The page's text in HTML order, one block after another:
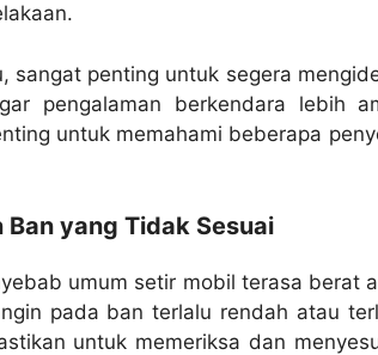
sangat penting untuk segera
pengalaman berkendara lebih
untuk memahami beberapa
Ban yang Tidak Sesuai
umum setir mobil terasa berat
pada ban terlalu rendah atau
untuk memeriksa dan